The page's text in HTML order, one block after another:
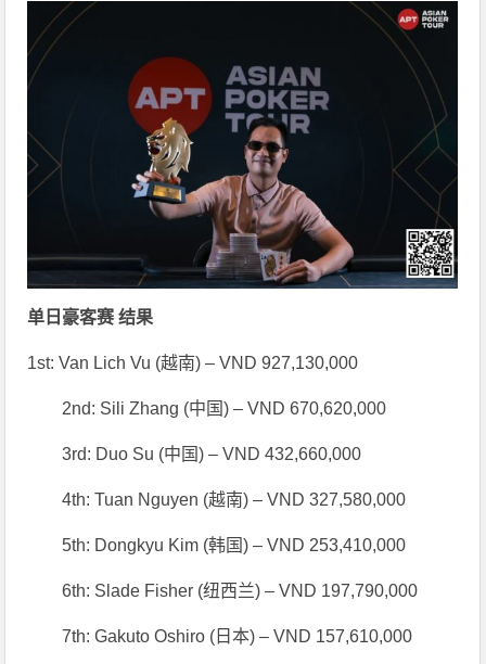
单日豪客赛 结果
1st: Van Lich Vu (越南) – VND 927,130,000
2nd: Sili Zhang (中国) – VND 670,620,000
3rd: Duo Su (中国) – VND 432,660,000
4th: Tuan Nguyen (越南) – VND 327,580,000
5th: Dongkyu Kim (韩国) – VND 253,410,000
6th: Slade Fisher (纽西兰) – VND 197,790,000
7th: Gakuto Oshiro (日本) – VND 157,610,000